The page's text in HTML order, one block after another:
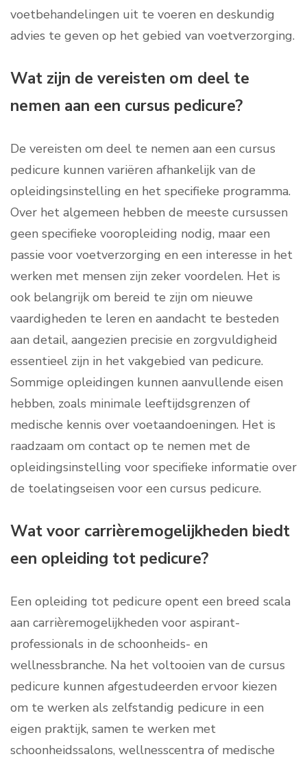
voetbehandelingen uit te voeren en deskundig
advies te geven op het gebied van voetverzorging.
Wat zijn de vereisten om deel te
nemen aan een cursus pedicure?
De vereisten om deel te nemen aan een cursus
pedicure kunnen variëren afhankelijk van de
opleidingsinstelling en het specifieke programma.
Over het algemeen hebben de meeste cursussen
geen specifieke vooropleiding nodig, maar een
passie voor voetverzorging en een interesse in het
werken met mensen zijn zeker voordelen. Het is
ook belangrijk om bereid te zijn om nieuwe
vaardigheden te leren en aandacht te besteden
aan detail, aangezien precisie en zorgvuldigheid
essentieel zijn in het vakgebied van pedicure.
Sommige opleidingen kunnen aanvullende eisen
hebben, zoals minimale leeftijdsgrenzen of
medische kennis over voetaandoeningen. Het is
raadzaam om contact op te nemen met de
opleidingsinstelling voor specifieke informatie over
de toelatingseisen voor een cursus pedicure.
Wat voor carrièremogelijkheden biedt
een opleiding tot pedicure?
Een opleiding tot pedicure opent een breed scala
aan carrièremogelijkheden voor aspirant-
professionals in de schoonheids- en
wellnessbranche. Na het voltooien van de cursus
pedicure kunnen afgestudeerden ervoor kiezen
om te werken als zelfstandig pedicure in een
eigen praktijk, samen te werken met
schoonheidssalons, wellnesscentra of medische